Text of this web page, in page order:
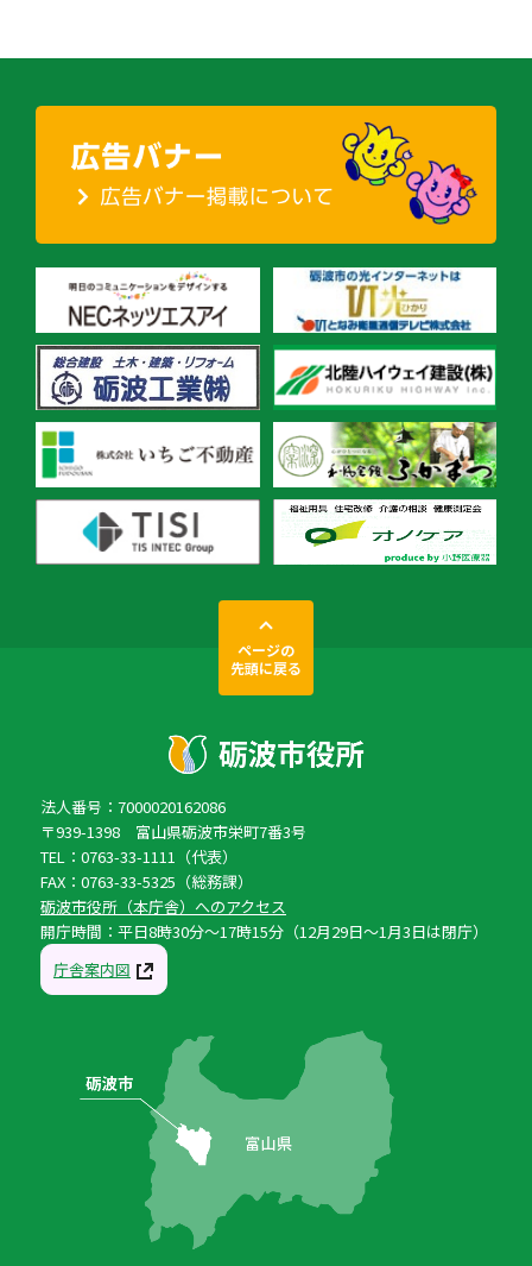
ページの
先頭に戻る
法人番号：7000020162086
〒939-1398 富山県砺波市栄町7番3号
TEL：0763-33-1111（代表）
FAX：0763-33-5325（総務課）
砺波市役所（本庁舎）へのアクセス
開庁時間：平日8時30分〜17時15分（12月29日〜1月3日は閉庁）
庁舎案内図